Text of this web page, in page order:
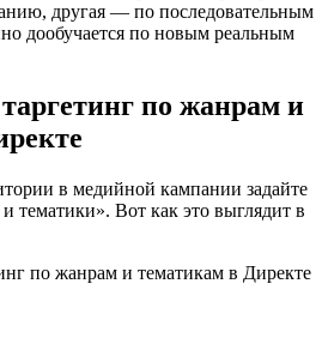
другая — по последовательным
дообучается по новым реальным
по жанрам и
в медийной кампании задайте
тематики». Вот как это выглядит в